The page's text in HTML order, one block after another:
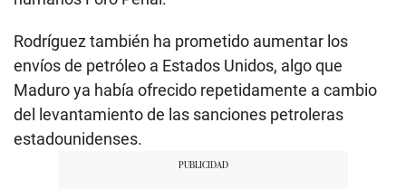
Rodríguez también ha prometido aumentar los
envíos de petróleo a Estados Unidos, algo que
Maduro ya había ofrecido repetidamente a cambio
del levantamiento de las sanciones petroleras
estadounidenses.